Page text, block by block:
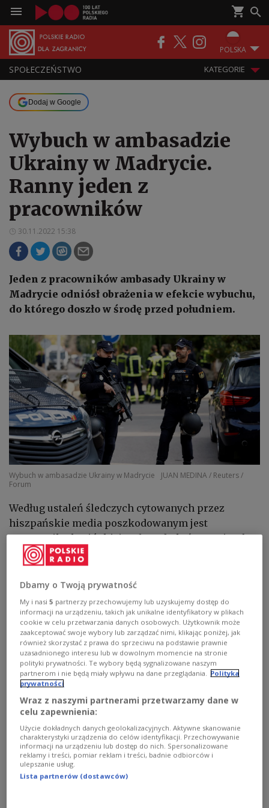
POLSKA
SPOŁECZEŃSTWO KATEGORIE
Dodaj w Google
Wybuch w ambasadzie
Ukrainy w Madrycie.
Ranny jeden z
pracowników
30.11.2022 15:38
Jeden z pracowników ambasady Ukrainy w
Madrycie odniósł obrażenia w efekcie wybuchu,
do którego doszło w środę przed południem.
Wybuch w ambasadzie Ukrainy w Madrycie
JUAN MEDINA / Reuters /
Forum
Według ustaleń śledczych cytowanych przez
hiszpańskie media poszkodowanym jest
pracownik ukraińskiej ambasady, który otwierał
przesyłkę dostarczoną w środę do placówki
dyplomatycznej.
Hiszpańska policja, która uruchomiła procedury
związane z atakiem terrorystycznym
sprecyzowała, że materiał wybuchy znajdował się
wewnątrz koperty.
Działania służb
Według hiszpańskich służb medycznych
poszkodowany pracownik ambasady Ukrainy trafił
już do jednego z madryckich szpitali. Obrażenia,
których doznał określane są jako "lekkie".
Na terenie, gdzie usytuowana jest ambasada
ukraińska, ruszyły w środę po południu
Dbamy o Twoją prywatność
My i nasi5 partnerzy przechowujemy lub uzyskujemy dostęp do
informacji na urządzeniu, takich jak unikalne identyfikatory w plikach
cookie w celu przetwarzania danych osobowych. Użytkownik może
zaakceptować swoje wybory lub zarządzać nimi, klikając poniżej, jak
również skorzystać z prawa do sprzeciwu na podstawie prawnie
uzasadnionego interesu lub w dowolnym momencie na stronie
polityki prywatności. Te wybory będą sygnalizowane naszym
partnerom i nie będą miały wpływu na dane przeglądania.
Polityka
prywatności
Wraz z naszymi partnerami przetwarzamy dane w
celu zapewnienia:
Użycie dokładnych danych geolokalizacyjnych. Aktywne skanowanie
charakterystyki urządzenia do celów identyfikacji. Przechowywanie
informacji na urządzeniu lub dostęp do nich. Spersonalizowane
reklamy i treści, pomiar reklam i treści, badnie odbiorców i
ulepszanie usług.
Lista partnerów (dostawców)